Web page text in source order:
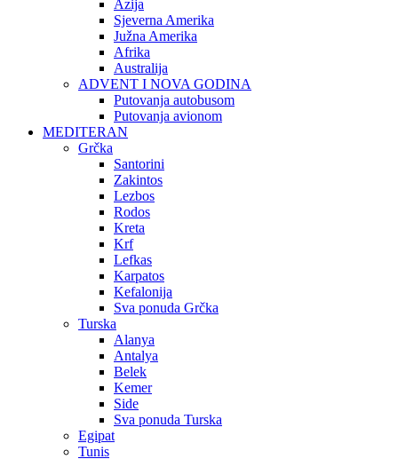
Azija
Sjeverna Amerika
Južna Amerika
Afrika
Australija
ADVENT I NOVA GODINA
Putovanja autobusom
Putovanja avionom
MEDITERAN
Grčka
Santorini
Zakintos
Lezbos
Rodos
Kreta
Krf
Lefkas
Karpatos
Kefalonija
Sva ponuda Grčka
Turska
Alanya
Antalya
Belek
Kemer
Side
Sva ponuda Turska
Egipat
Tunis